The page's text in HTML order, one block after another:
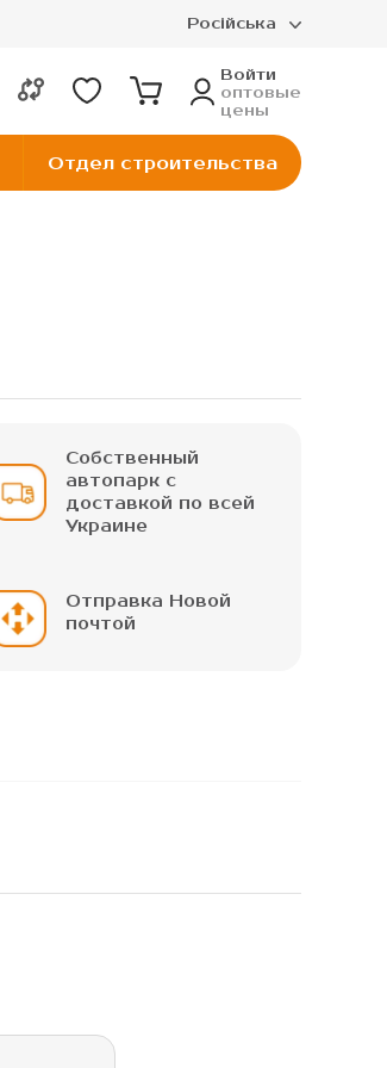
Російська
Войти
оптовые
цены
Отдел строительства
Собственный
автопарк с
доставкой по всей
Украине
Отправка Новой
почтой